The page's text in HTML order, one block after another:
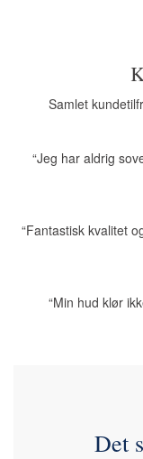
Samlet
“Jeg har aldrig
“Fantastisk kvalitet
“Min hud klør
Det